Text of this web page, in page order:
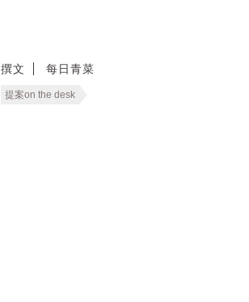
撰文 每日青菜
提案on the desk